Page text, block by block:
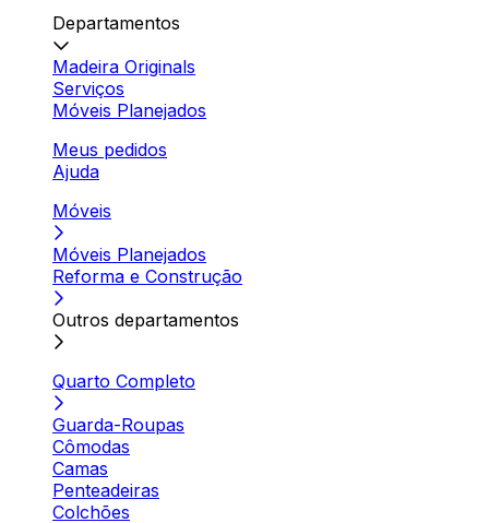
Departamentos
Madeira Originals
Serviços
Móveis Planejados
Meus pedidos
Ajuda
Móveis
Móveis Planejados
Reforma e Construção
Outros departamentos
Quarto Completo
Guarda-Roupas
Cômodas
Camas
Penteadeiras
Colchões